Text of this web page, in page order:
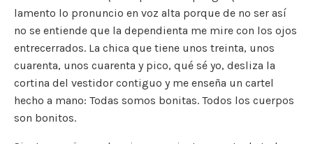
lamento lo pronuncio en voz alta porque de no ser así
no se entiende que la dependienta me mire con los ojos
entrecerrados. La chica que tiene unos treinta, unos
cuarenta, unos cuarenta y pico, qué sé yo, desliza la
cortina del vestidor contiguo y me enseña un cartel
hecho a mano: Todas somos bonitas. Todos los cuerpos
son bonitos.